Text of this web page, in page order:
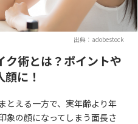
出典：adobestock
ク術とは？ポイントや
に！
とえる一方で、実年齢より年
象の顔になってしまう面長さ